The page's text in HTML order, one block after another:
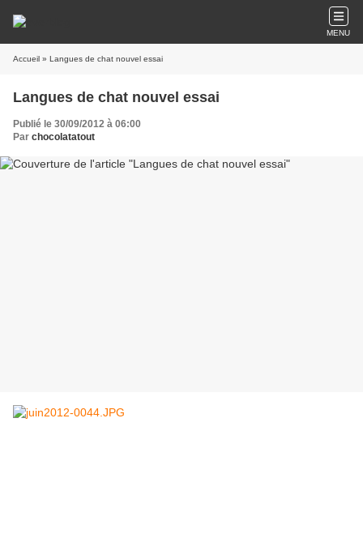
MENU
Accueil » Langues de chat nouvel essai
Langues de chat nouvel essai
Publié le 30/09/2012 à 06:00
Par chocolatatout